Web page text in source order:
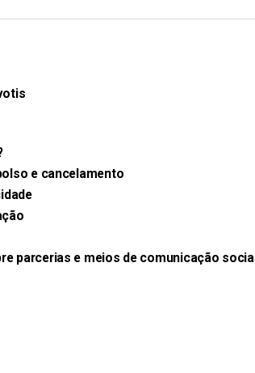
e cancelamento
parcerias e meios de comunicação social